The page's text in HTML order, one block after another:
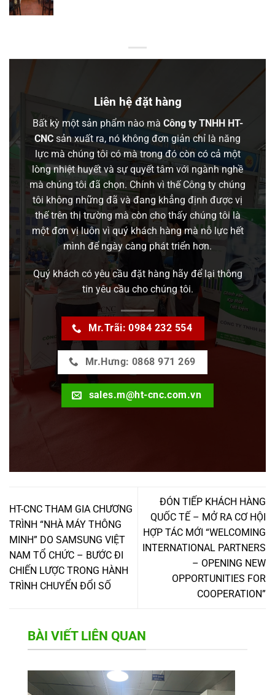
Liên hệ đặt hàng
Bất kỳ một sản phẩm nào mà Công ty TNHH HT-
CNC sản xuất ra, nó không đơn giản chỉ là năng
lực mà chúng tôi có mà trong đó còn có cả một
lòng nhiệt huyết và sự quyết tâm với ngành nghề
mà chúng tôi đã chọn. Chính vì thế Công ty chúng
tôi không những đã và đang khẳng định được vị
thế trên thị trường mà còn cho thấy chúng tôi là
một đơn vị luôn vì quý khách hàng mà nỗ lực hết
mình để ngày càng phát triển hơn.
Quý khách có yêu cầu đặt hàng hãy để lại thông
tin yêu cầu cho chúng tôi.
Mr.Trãi: 0984 232 554
Mr.Hưng: 0868 971 269
sales.m@ht-cnc.com.vn
HT-CNC THAM GIA CHƯƠNG
TRÌNH “NHÀ MÁY THÔNG
MINH” DO SAMSUNG VIỆT
NAM TỔ CHỨC – BƯỚC ĐI
CHIẾN LƯỢC TRONG HÀNH
TRÌNH CHUYỂN ĐỔI SỐ
ĐÓN TIẾP KHÁCH HÀNG
QUỐC TẾ – MỞ RA CƠ HỘI
HỢP TÁC MỚI “WELCOMING
INTERNATIONAL PARTNERS
– OPENING NEW
OPPORTUNITIES FOR
COOPERATION”
BÀI VIẾT LIÊN QUAN